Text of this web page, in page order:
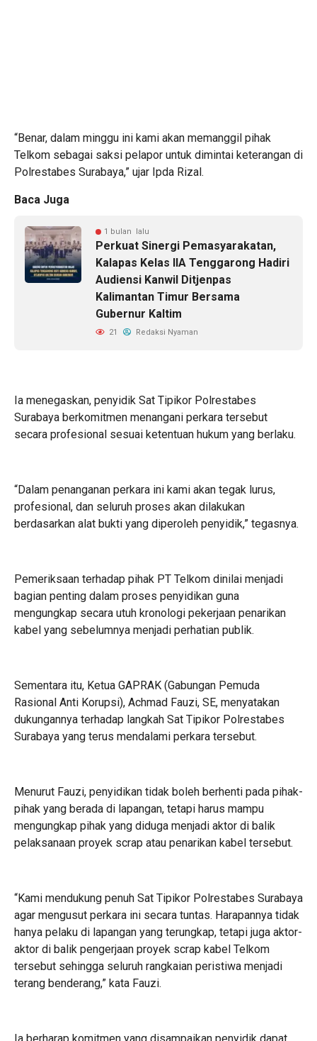
“Benar, dalam minggu ini kami akan memanggil pihak
Telkom sebagai saksi pelapor untuk dimintai keterangan di
Polrestabes Surabaya,” ujar Ipda Rizal.
Baca Juga
1 bulan lalu
Perkuat Sinergi Pemasyarakatan,
Kalapas Kelas IIA Tenggarong Hadiri
Audiensi Kanwil Ditjenpas
Kalimantan Timur Bersama
Gubernur Kaltim
21 Redaksi Nyaman
Ia menegaskan, penyidik Sat Tipikor Polrestabes
Surabaya berkomitmen menangani perkara tersebut
secara profesional sesuai ketentuan hukum yang berlaku.
“Dalam penanganan perkara ini kami akan tegak lurus,
profesional, dan seluruh proses akan dilakukan
berdasarkan alat bukti yang diperoleh penyidik,” tegasnya.
Pemeriksaan terhadap pihak PT Telkom dinilai menjadi
bagian penting dalam proses penyidikan guna
mengungkap secara utuh kronologi pekerjaan penarikan
kabel yang sebelumnya menjadi perhatian publik.
Sementara itu, Ketua GAPRAK (Gabungan Pemuda
Rasional Anti Korupsi), Achmad Fauzi, SE, menyatakan
dukungannya terhadap langkah Sat Tipikor Polrestabes
Surabaya yang terus mendalami perkara tersebut.
Menurut Fauzi, penyidikan tidak boleh berhenti pada pihak-
pihak yang berada di lapangan, tetapi harus mampu
mengungkap pihak yang diduga menjadi aktor di balik
pelaksanaan proyek scrap atau penarikan kabel tersebut.
“Kami mendukung penuh Sat Tipikor Polrestabes Surabaya
agar mengusut perkara ini secara tuntas. Harapannya tidak
hanya pelaku di lapangan yang terungkap, tetapi juga aktor-
aktor di balik pengerjaan proyek scrap kabel Telkom
tersebut sehingga seluruh rangkaian peristiwa menjadi
terang benderang,” kata Fauzi.